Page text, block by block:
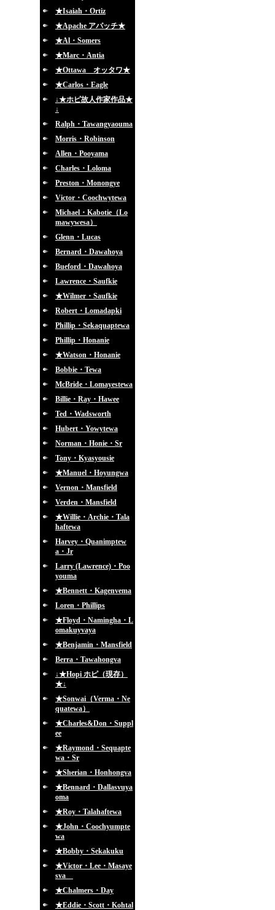
★Isaiah・Ortiz
★Apache アパッチ★
★Al・Somers
★Marc・Antia
★Ottawa オッタワ★
★Carlos・Eagle
↓★ホピ故人作家作品★
↓
Ralph・Tawangyaouma
Morris・Robinson
Allen・Pooyama
Charles・Loloma
Preston・Monongye
Victor・Coochwytewa
Michael・Kabotie（Lo
mawywesa）
Glenn・Lucas
Bernard・Dawahoya
Bueford・Dawahoya
Lawrence・Saufkie
★Wilmer・Saufkie
Robert・Lomadapki
Phillip・Sekaquaptewa
Phillip・Honanie
★Watson・Honanie
Bobbie・Tewa
McBride・Lomayestewa
Billie・Ray・Hawee
Ted・Wadsworth
Hubert・Yowytewa
Norman・Honie・Sr
Tony・Kyasyousie
★Manuel・Hoyungwa
Vernon・Mansfield
Verden・Mansfield
★Willie・Archie・Tala
haftewa
Harvey・Quanimptew
a・Jr
Larry (Lawrence)・Poo
youma
★Bennett・Kagenvema
Loren・Phillips
★Floyd・Namingha・L
omakuyvaya
★Benjamin・Mansfield
Berra・Tawahongva
↓★Hopi ホピ（現存）
★↓
★Sonwai（Verma・Ne
quatewa）
★Charles&Don・Suppl
ee
★Raymond・Sequapte
wa・Sr
★Sherian・Honhongva
★Bennard・Dallasvuya
oma
★Roy・Talahaftewa
★John・Coochyumpte
wa
★Bobby・Sekakuku
★Victor・Lee・Masaye
sva
★Chalmers・Day
★Eddie・Scott・Kohtal